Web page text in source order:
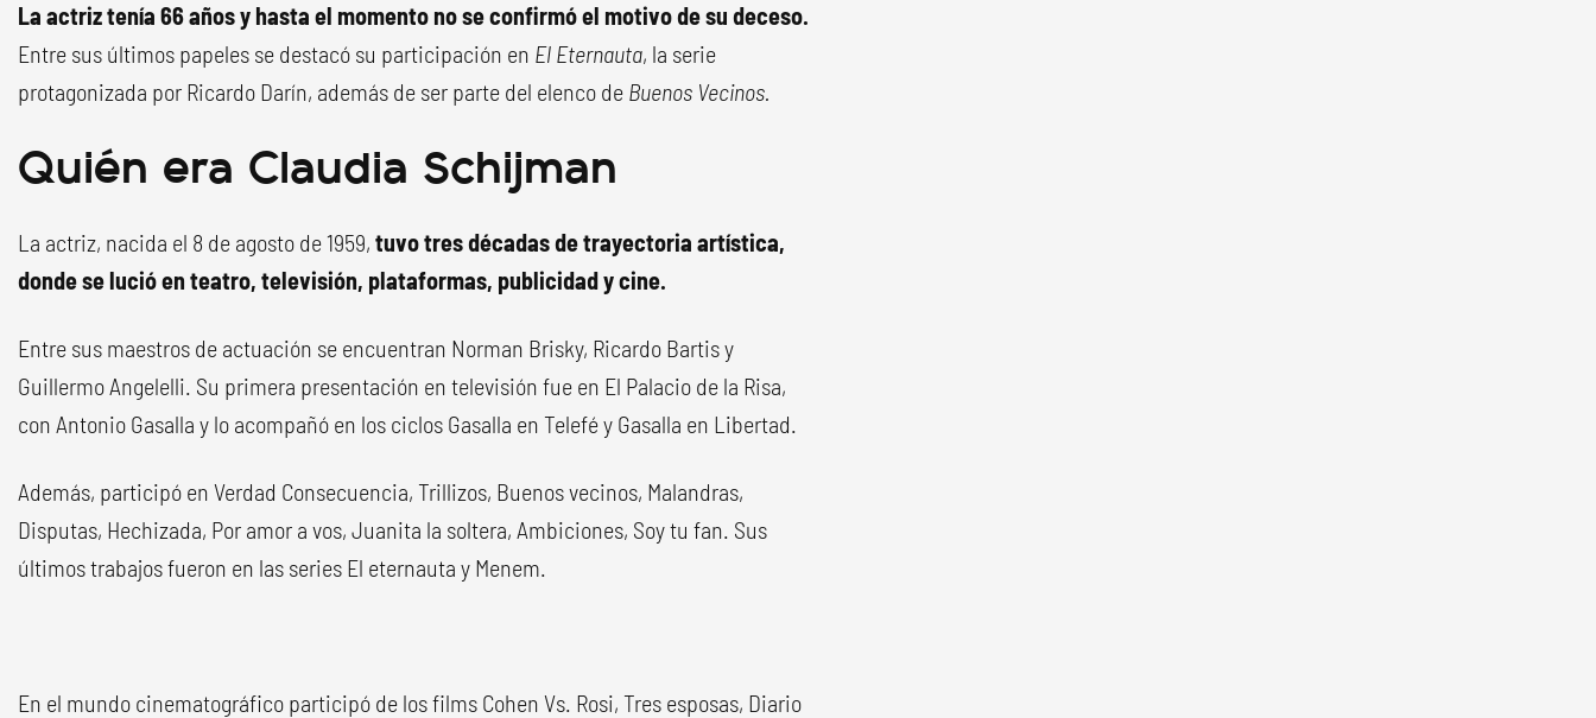
La actriz tenía 66 años y hasta el momento no se confirmó el motivo de su deceso.
Entre sus últimos papeles se destacó su participación en El Eternauta, la serie
protagonizada por Ricardo Darín, además de ser parte del elenco de Buenos Vecinos.
Quién era Claudia Schijman
La actriz, nacida el 8 de agosto de 1959, tuvo tres décadas de trayectoria artística,
donde se lució en teatro, televisión, plataformas, publicidad y cine.
Entre sus maestros de actuación se encuentran Norman Brisky, Ricardo Bartis y
Guillermo Angelelli. Su primera presentación en televisión fue en El Palacio de la Risa,
con Antonio Gasalla y lo acompañó en los ciclos Gasalla en Telefé y Gasalla en Libertad.
Además, participó en Verdad Consecuencia, Trillizos, Buenos vecinos, Malandras,
Disputas, Hechizada, Por amor a vos, Juanita la soltera, Ambiciones, Soy tu fan. Sus
últimos trabajos fueron en las series El eternauta y Menem.
En el mundo cinematográfico participó de los films Cohen Vs. Rosi, Tres esposas, Diario